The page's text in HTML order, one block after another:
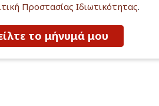
Προστασίας Ιδιωτικότητας.
το μήνυμά μου